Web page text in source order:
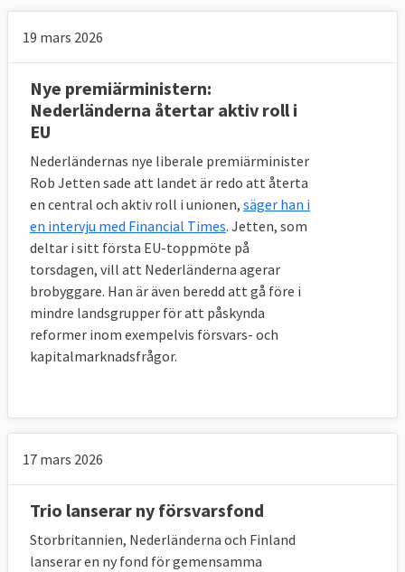
19 mars 2026
Nye premiärministern:
Nederländerna återtar aktiv roll i
EU
Nederländernas nye liberale premiärminister
Rob Jetten sade att landet är redo att återta
en central och aktiv roll i unionen, säger han i
en intervju med Financial Times. Jetten, som
deltar i sitt första EU-toppmöte på
torsdagen, vill att Nederländerna agerar
brobyggare. Han är även beredd att gå före i
mindre landsgrupper för att påskynda
reformer inom exempelvis försvars- och
kapitalmarknadsfrågor.
17 mars 2026
Trio lanserar ny försvarsfond
Storbritannien, Nederländerna och Finland
lanserar en ny fond för gemensamma